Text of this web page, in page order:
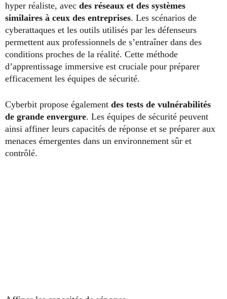
hyper réaliste, avec des réseaux et des systèmes
similaires à ceux des entreprises. Les scénarios de
cyberattaques et les outils utilisés par les défenseurs
permettent aux professionnels de s’entraîner dans des
conditions proches de la réalité. Cette méthode
d’apprentissage immersive est cruciale pour préparer
efficacement les équipes de sécurité.
Cyberbit propose également des tests de vulnérabilités
de grande envergure. Les équipes de sécurité peuvent
ainsi affiner leurs capacités de réponse et se préparer aux
menaces émergentes dans un environnement sûr et
contrôlé.